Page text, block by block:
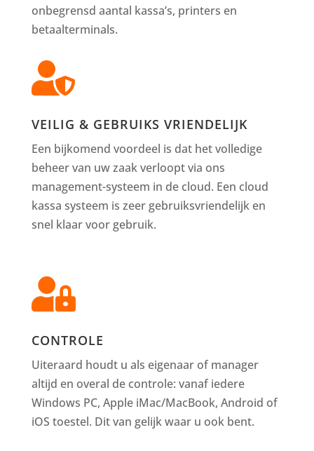
onbegrensd aantal kassa’s, printers en
betaalterminals.

VEILIG & GEBRUIKS VRIENDELIJK
Een bijkomend voordeel is dat het volledige
beheer van uw zaak verloopt via ons
management-systeem in de cloud. Een cloud
kassa systeem is zeer gebruiksvriendelijk en
snel klaar voor gebruik.

CONTROLE
Uiteraard houdt u als eigenaar of manager
altijd en overal de controle: vanaf iedere
Windows PC, Apple iMac/MacBook, Android of
iOS toestel. Dit van gelijk waar u ook bent.